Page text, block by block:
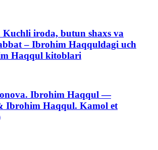
Kuchli iroda, butun shaxs va
– Ibrohim Haqquldagi uch
Haqqul kitoblari
Ibrohim Haqqul —
Ibrohim Haqqul. Kamol et